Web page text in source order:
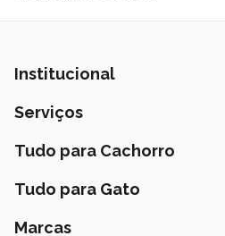
Institucional
Quem Somos
Prazos de Entrega
Fale Conosco
Serviços
Banho e Tosa
Peça pelo Delivery
Assinatura Polipet
Tudo para Cachorro
Ração
Tudo para Gato
Ração
Marcas